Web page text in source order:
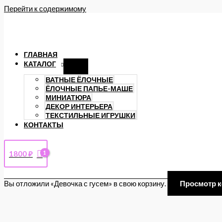
Перейти к содержимому
ГЛАВНАЯ
КАТАЛОГ
ВАТНЫЕ ЁЛОЧНЫЕ
ЁЛОЧНЫЕ ПАПЬЕ-МАШЕ
МИНИАТЮРА
ДЕКОР ИНТЕРЬЕРА
ТЕКСТИЛЬНЫЕ ИГРУШКИ
КОНТАКТЫ
1800₽
Вы отложили «Девочка с гусем» в свою корзину. Просмотр